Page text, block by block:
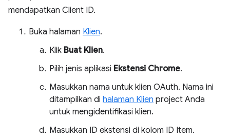
mendapatkan Client ID.
Buka halaman Klien.
Klik Buat Klien.
Pilih jenis aplikasi Ekstensi Chrome.
Masukkan nama untuk klien OAuth. Nama ini
ditampilkan di halaman Klien project Anda
untuk mengidentifikasi klien.
Masukkan ID ekstensi di kolom ID Item.